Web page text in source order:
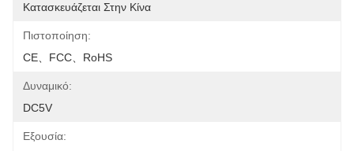
Κατασκευάζεται Στην Κίνα
Πιστοποίηση:
CE、FCC、RoHS
Δυναμικό:
DC5V
Εξουσία: